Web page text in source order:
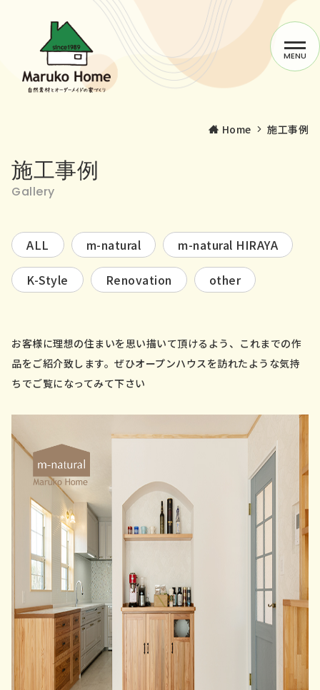
MENU
Home 施工事例
施工事例
Gallery
ALL m-natural m-natural HIRAYA
K-Style Renovation other
お客様に理想の住まいを思い描いて頂けるよう、これまでの作
品をご紹介致します。ぜひオープンハウスを訪れたような気持
ちでご覧になってみて下さい
マルコーホームの家づくり
サービス
スタッフblog
お問い合わせ／資料請求